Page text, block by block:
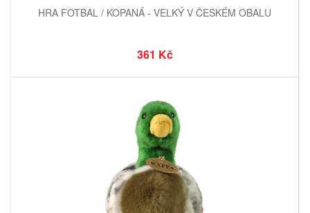
HRA FOTBAL / KOPANÁ - VELKÝ V ČESKÉM OBALU
361 Kč